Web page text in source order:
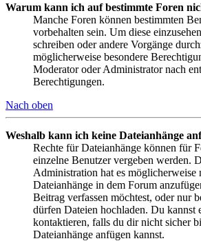
Warum kann ich auf bestimmte Foren
Manche Foren können bestimmten
vorbehalten sein. Um diese
schreiben oder andere Vorgänge
möglicherweise besondere
Moderator oder Administrator nach
Berechtigungen.
Nach oben
Weshalb kann ich keine Dateianhänge
Rechte für Dateianhänge können für
einzelne Benutzer vergeben werden.
Administration hat es möglicherweise
Dateianhänge in dem Forum
Beitrag verfassen möchtest, oder nur
dürfen Dateien hochladen. Du kannst
kontaktieren, falls du dir nicht sicher
Dateianhänge anfügen kannst.